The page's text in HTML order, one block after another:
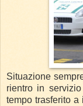
Situazione
rientro in servizio
tempo trasferito